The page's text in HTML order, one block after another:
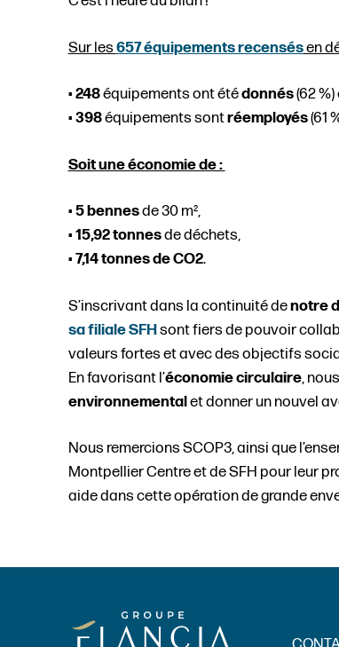
Sur les657 équipements recensésen
• 248équipements ont étédonnés(62 %)
• 398équipements sontréemployés(61
Soit une économie de :
• 5 bennesde 30 m²,
• 15,92 tonnesde déchets,
• 7,14 tonnes de CO2.
S’inscrivant dans la continuité denotre
sa filiale SFHsont fiers de pouvoir
valeurs fortes et avec des objectifs
En favorisant l’économie circulaire,
environnementalet donner un nouvel
Nous remercions SCOP3, ainsi que
Montpellier Centre et de SFH pour leur
aide dans cette opération de grande